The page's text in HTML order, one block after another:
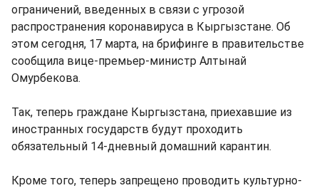
ограничений, введенных в связи с угрозой
распространения коронавируса в Кыргызстане. Об
этом сегодня, 17 марта, на брифинге в правительстве
сообщила вице-премьер-министр Алтынай
Омурбекова.
Так, теперь граждане Кыргызстана, приехавшие из
иностранных государств будут проходить
обязательный 14-дневный домашний карантин.
Кроме того, теперь запрещено проводить культурно-